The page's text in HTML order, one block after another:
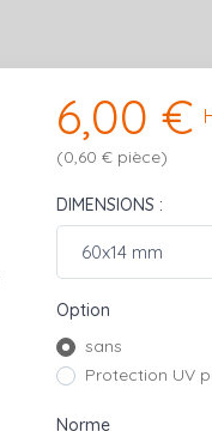
6,00 €
(0,60 € pièce)
DIMENSIONS :
Option
sans
Protection UV
Norme